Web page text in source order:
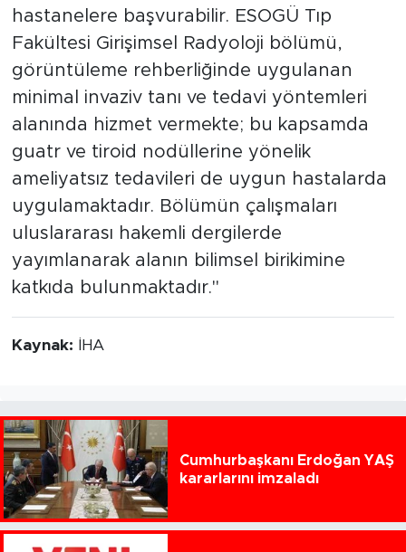
hastanelere başvurabilir. ESOGÜ Tıp
Fakültesi Girişimsel Radyoloji bölümü,
görüntüleme rehberliğinde uygulanan
minimal invaziv tanı ve tedavi yöntemleri
alanında hizmet vermekte; bu kapsamda
guatr ve tiroid nodüllerine yönelik
ameliyatsız tedavileri de uygun hastalarda
uygulamaktadır. Bölümün çalışmaları
uluslararası hakemli dergilerde
yayımlanarak alanın bilimsel birikimine
katkıda bulunmaktadır."
Kaynak: İHA
Cumhurbaşkanı Erdoğan YAŞ
kararlarını imzaladı